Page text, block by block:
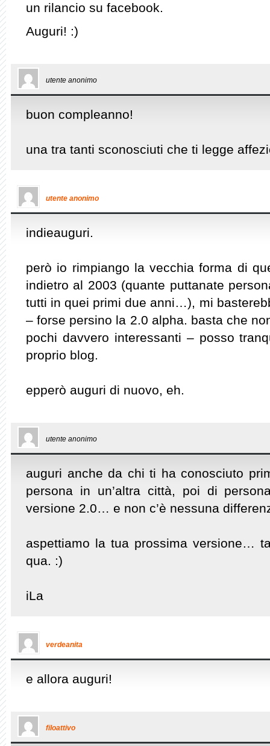
un rilancio su facebook.
Auguri! :)
utente anonimo
buon compleanno!
una tra tanti sconosciuti che ti legge
utente anonimo
indieauguri.
però io rimpiango la vecchia forma di
indietro al 2003 (quante puttanate
tutti in quei primi due anni…), mi
– forse persino la 2.0 alpha. basta che
pochi davvero interessanti – posso
proprio blog.
epperò auguri di nuovo, eh.
utente anonimo
auguri anche da chi ti ha conosciuto
persona in un’altra città, poi di
versione 2.0… e non c’è nessuna
aspettiamo la tua prossima versione…
qua. :)
iLa
verdeanita
e allora auguri!
filoattivo